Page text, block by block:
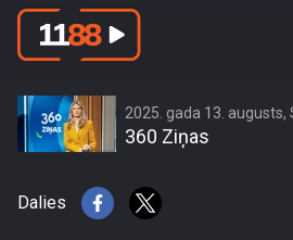
Tiesībsargs: likumā
radītajām neērtībām
2025. gada 13. augusts,
360 Ziņas
Dalies